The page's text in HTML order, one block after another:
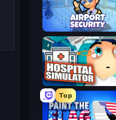
Airport Security
Hospital Simulator
Top